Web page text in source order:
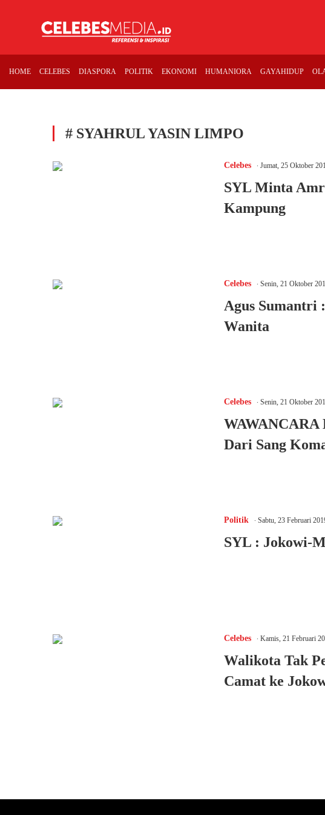
HOME CELEBES DIASPORA POLITIK EKONOMI HUMANIORA GAYAHIDUP
# SYAHRUL YASIN LIMPO
Celebes . Jumat, 25 Oktober
SYL Minta
Kampung
Celebes . Senin, 21 Oktober
Agus Sumantri
Wanita
Celebes . Senin, 21 Oktober
Dari Sang
Politik . Sabtu, 23 Februari
SYL : Jokowi-
Celebes . Kamis, 21 Februari
Walikota Tak
Camat ke